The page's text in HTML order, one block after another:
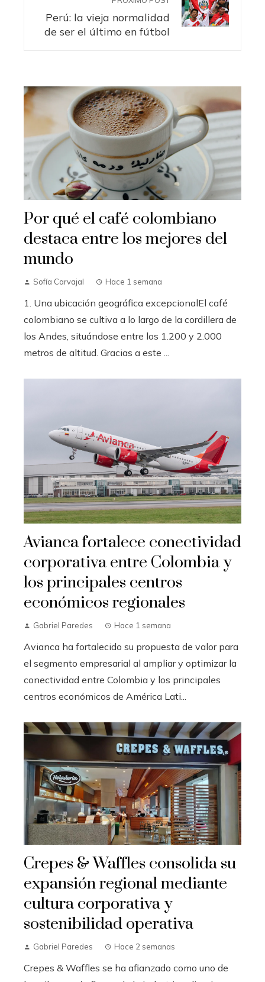
Perú: la vieja normalidad
de ser el último en fútbol
Por qué el café colombiano
destaca entre los mejores del
mundo
Sofía Carvajal Hace 1 semana
1. Una ubicación geográfica excepcionalEl café
colombiano se cultiva a lo largo de la cordillera de
los Andes, situándose entre los 1.200 y 2.000
metros de altitud. Gracias a este ...
Avianca fortalece conectividad
corporativa entre Colombia y
los principales centros
económicos regionales
Gabriel Paredes Hace 1 semana
Avianca ha fortalecido su propuesta de valor para
el segmento empresarial al ampliar y optimizar la
conectividad entre Colombia y los principales
centros económicos de América Lati...
Crepes & Waffles consolida su
expansión regional mediante
cultura corporativa y
sostenibilidad operativa
Gabriel Paredes Hace 2 semanas
Crepes & Waffles se ha afianzado como uno de